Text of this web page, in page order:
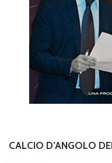
CALCIO D’ANGOLO